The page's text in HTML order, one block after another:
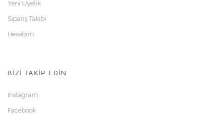
Yeni Üyelik
Sipariş Takibi
Hesabım
BİZİ TAKİP EDİN
Instagram
Facebook